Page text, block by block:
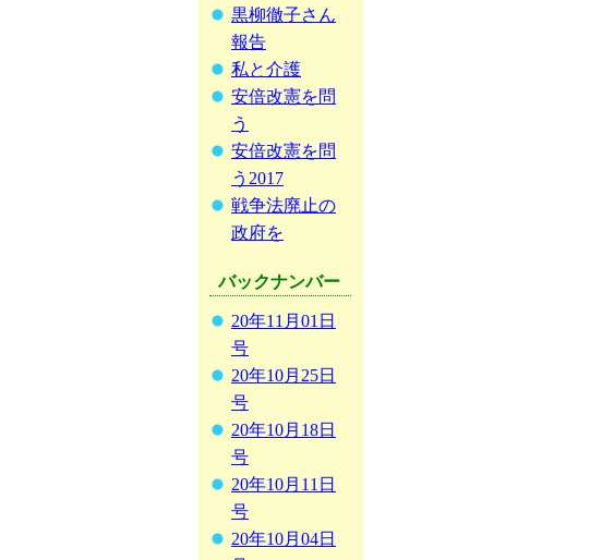
黒柳徹子さん
報告
私と介護
安倍改憲を問
う
安倍改憲を問
う2017
戦争法廃止の
政府を
バックナンバー
20年11月01日
号
20年10月25日
号
20年10月18日
号
20年10月11日
号
20年10月04日